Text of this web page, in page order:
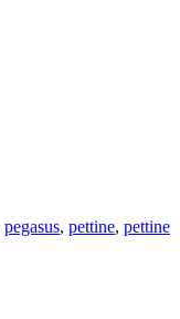
pegasus, pettine, pettine